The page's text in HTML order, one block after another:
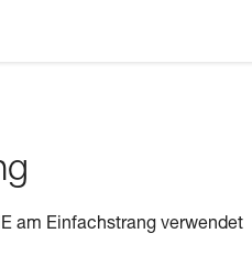
am Einfachstrang verwendet